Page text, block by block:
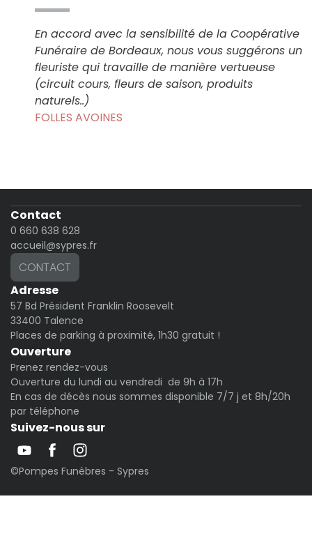
En accord avec la sensibilité de la Coopérative
Funéraire de Bordeaux, nous vous suggérons un
fleuriste qui travaille de manière vertueuse
(circuit cours, fleurs de saison, produits
naturels..)
FOLLES AVOINES
Contact
0 660 638 628
accueil@sypres.fr
CONTACT
Adresse
57 Bd Président Franklin Roosevelt
33400 Talence
Places de parking à proximité, 1h30 gratuit !
Ouverture
Prenez rendez-vous
Ouverture du lundi au vendredi de 9h à 17h
En cas de décès nous sommes disponible 7/7 j et 8h/20h
par téléphone
Suivez-nous sur
©Pompes Funèbres - Sypres